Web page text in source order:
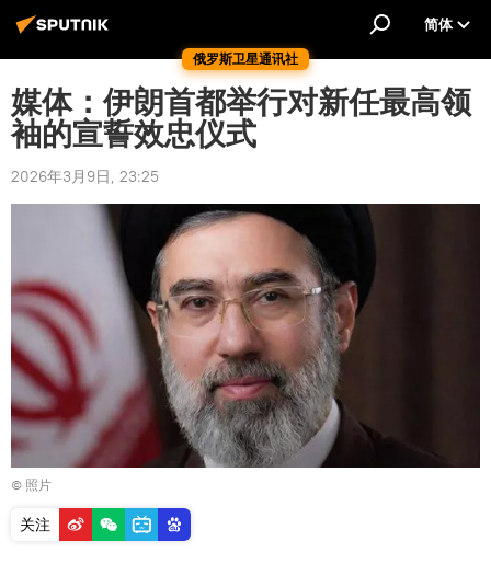
俄罗斯卫星通讯社
简体
媒体：伊朗首都举行对新任最高领
袖的宣誓效忠仪式
2026年3月9日, 23:25
© 照片
关注